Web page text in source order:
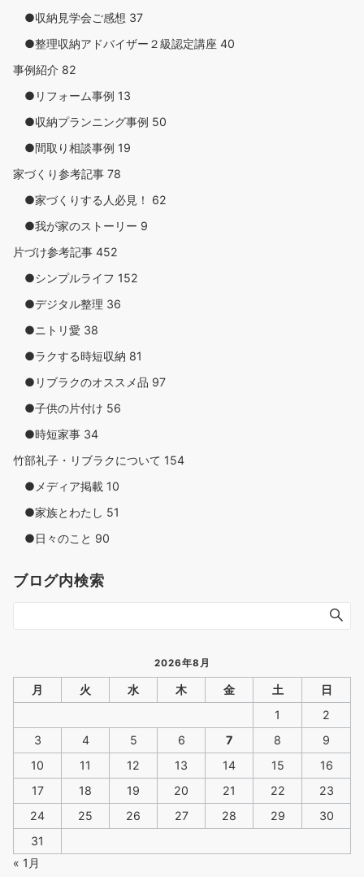
●収納見学会ご感想 37
●整理収納アドバイザー２級認定講座 40
事例紹介 82
●リフォーム事例 13
●収納プランニング事例 50
●間取り相談事例 19
家づくり参考記事 78
●家づくりする人必見！ 62
●我が家のストーリー 9
片づけ参考記事 452
●シンプルライフ 152
●デジタル整理 36
●ニトリ愛 38
●ラクする時短収納 81
●リブラクのオススメ品 97
●子供の片付け 56
●時短家事 34
竹部礼子・リブラクについて 154
●メディア掲載 10
●家族とわたし 51
●日々のこと 90
ブログ内検索
2026年8月
月 火 水 木 金 土
日
1
2
3
4 5 6 7 8
9
10
11 12 13 14 15
16
17
18 19 20 21 22
23
24
25 26 27 28 29
30
31
« 1月